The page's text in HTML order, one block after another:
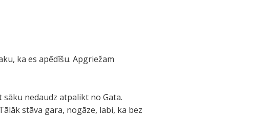
ka es apēdīšu. Apgriežam
nedaudz atpalikt no Gata.
stāva gara, nogāze, labi, ka bez